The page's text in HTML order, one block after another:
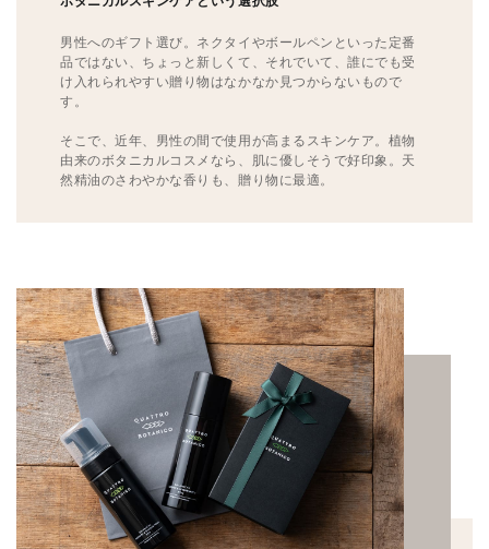
男性へのギフト選び。ネクタイやボールペンといった定番
品ではない、ちょっと新しくて、それでいて、誰にでも受
け入れられやすい贈り物はなかなか見つからないもので
す。
そこで、近年、男性の間で使用が高まるスキンケア。植物
由来のボタニカルコスメなら、肌に優しそうで好印象。天
然精油のさわやかな香りも、贈り物に最適。